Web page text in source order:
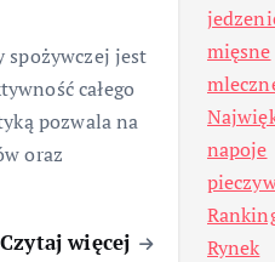
spożywczej jest
całego
pozwala na
oraz
Czytaj więcej
mięsne
napoje
Rynek